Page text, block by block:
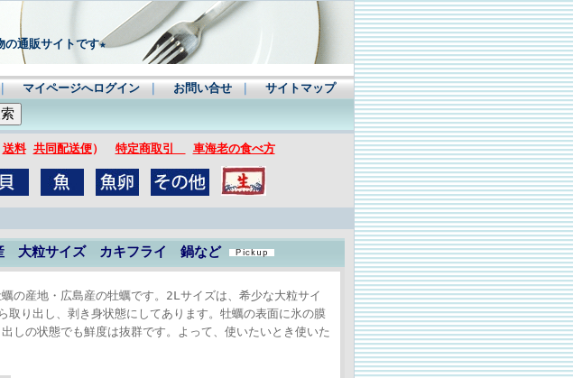
ンス
通販サイトです★
マイページへログイン｜ お問い合せ｜ サイトマップ
送料 共同配送便） 特定商取引 車海老の食べ方
大粒サイズ カキフライ 鍋など
の産地・広島産の牡蠣です。2Lサイズは、希少な大粒サイ
り出し、剥き身状態にしてあります。牡蠣の表面に氷の膜
しの状態でも鮮度は抜群です。よって、使いたいとき使いた